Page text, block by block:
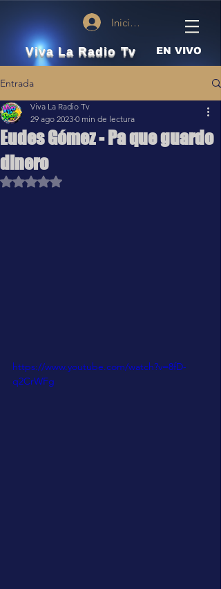
Iniciar sesión
Viva La Radio Tv EN VIVO
Entrada
Eudes Gómez - Pa que guardo
dinero
Viva La Radio Tv
29 ago 2023 0 min de lectura
Obtuvo NaN de 5 estrellas.
https://www.youtube.com/watch?v=8fD-
q2CrWFg